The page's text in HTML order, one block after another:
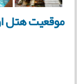
موقعیت هتل